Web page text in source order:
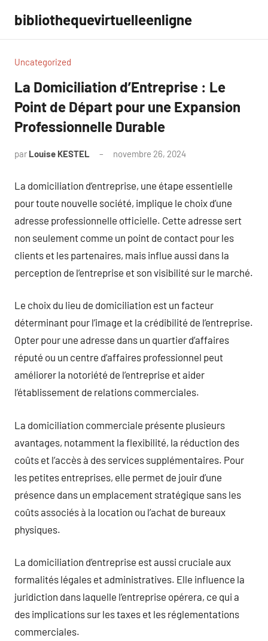
contenu
bibliothequevirtuelleenligne
Uncategorized
La Domiciliation d’Entreprise : Le
Point de Départ pour une Expansion
Professionnelle Durable
par Louise KESTEL novembre 26, 2024
La domiciliation d’entreprise, une étape essentielle
pour toute nouvelle société, implique le choix d’une
adresse professionnelle officielle. Cette adresse sert
non seulement comme un point de contact pour les
clients et les partenaires, mais influe aussi dans la
perception de l’entreprise et son visibilité sur le marché.
Le choix du lieu de domiciliation est un facteur
déterminant pour l’image et la crédibilité de l’entreprise.
Opter pour une adresse dans un quartier d’affaires
réputé ou un centre d’affaires professionnel peut
améliorer la notoriété de l’entreprise et aider
l’établissement de relations commerciales.
La domiciliation commerciale présente plusieurs
avantages, notamment la flexibilité, la réduction des
coûts et l’accès à des services supplémentaires. Pour
les petites entreprises, elle permet de jouir d’une
présence dans un emplacement stratégique sans les
coûts associés à la location ou l’achat de bureaux
physiques.
La domiciliation d’entreprise est aussi cruciale aux
formalités légales et administratives. Elle influence la
juridiction dans laquelle l’entreprise opérera, ce qui a
des implications sur les taxes et les réglementations
commerciales.